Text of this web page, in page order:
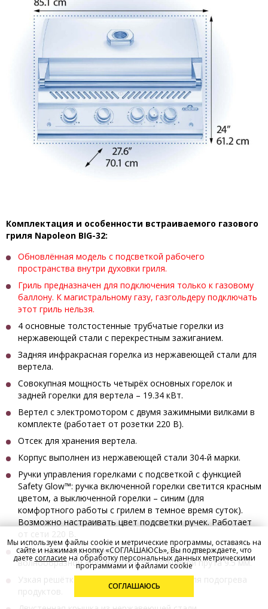
Комплектация и особенности встраиваемого газового
гриля Napoleon BIG-32:
Обновлённая модель с подсветкой рабочего
пространства внутри духовки гриля.
Гриль предназначен для подключения только к газовому
баллону. К магистральному газу, газгольдеру подключать
этот гриль нельзя.
4 основные толстостенные трубчатые горелки из
нержавеющей стали с перекрестным зажиганием.
Задняя инфракрасная горелка из нержавеющей стали для
вертела.
Совокупная мощность четырёх основных горелок и
задней горелки для вертела – 19.34 кВт.
Вертел с электромотором с двумя зажимными вилками в
комплекте (работает от розетки 220 В).
Отсек для хранения вертела.
Корпус выполнен из нержавеющей стали 304-й марки.
Ручки управления горелками с подсветкой с функцией
Safety Glow™: ручка включенной горелки светится красным
цветом, а выключенной горелки – синим (для
комфортного работы с грилем в темное время суток).
Возможно настраивать цвет подсветки ручек. Работает
от сети 220 В.
Решётки из нержавеющей стали запатентованной
волнообразной формы WAVE™ с толщиной прута 9.5 мм.
Узкая решётка дополнительного уровня для подогрева
продуктов.
Мы используем файлы cookie и метрические программы, оставаясь на
сайте и нажимая кнопку «СОГЛАШАЮСЬ», Вы подтверждаете, что
даете согласие на обработку персональных данных метрическими
программами и файлами cookie
СОГЛАШАЮСЬ